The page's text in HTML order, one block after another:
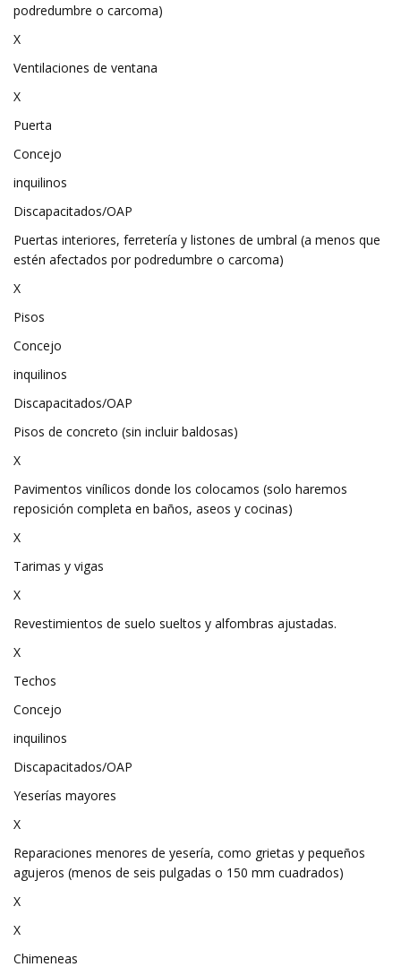
podredumbre o carcoma)
X
Ventilaciones de ventana
X
Puerta
Concejo
inquilinos
Discapacitados/OAP
Puertas interiores, ferretería y listones de umbral (a menos que
estén afectados por podredumbre o carcoma)
X
Pisos
Concejo
inquilinos
Discapacitados/OAP
Pisos de concreto (sin incluir baldosas)
X
Pavimentos vinílicos donde los colocamos (solo haremos
reposición completa en baños, aseos y cocinas)
X
Tarimas y vigas
X
Revestimientos de suelo sueltos y alfombras ajustadas.
X
Techos
Concejo
inquilinos
Discapacitados/OAP
Yeserías mayores
X
Reparaciones menores de yesería, como grietas y pequeños
agujeros (menos de seis pulgadas o 150 mm cuadrados)
X
X
Chimeneas